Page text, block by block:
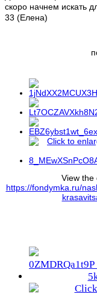
скоро начнем искать
33 (Елена)
View the
https://fondymka.ru/